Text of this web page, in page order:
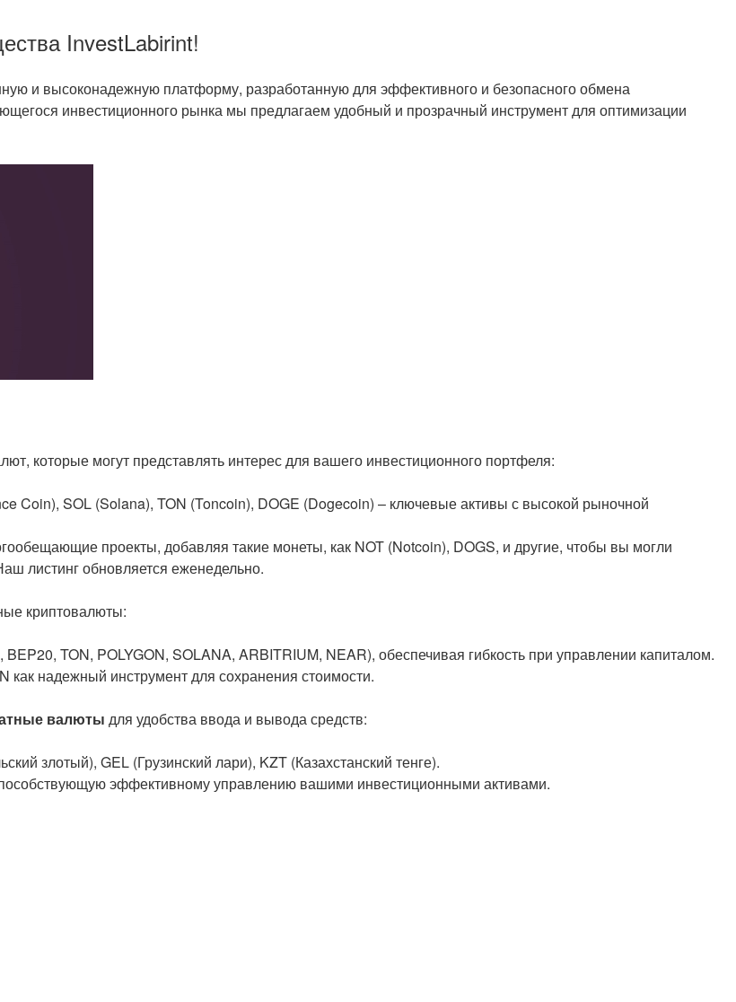
InvestLabirint!
и высоконадежную платформу, разработанную для эффективного и безопасного обмена
инвестиционного рынка мы предлагаем удобный и прозрачный инструмент для оптимизации
которые могут представлять интерес для вашего инвестиционного портфеля:
Coin), SOL (Solana), TON (Toncoin), DOGE (Dogecoin) – ключевые активы с высокой рыночной
проекты, добавляя такие монеты, как NOT (Notcoin), DOGS, и другие, чтобы вы могли
листинг обновляется еженедельно.
криптовалюты:
TON, POLYGON, SOLANA, ARBITRIUM, NEAR), обеспечивая гибкость при управлении капиталом.
надежный инструмент для сохранения стоимости.
валюты для удобства ввода и вывода средств:
злотый), GEL (Грузинский лари), KZT (Казахстанский тенге).
эффективному управлению вашими инвестиционными активами.